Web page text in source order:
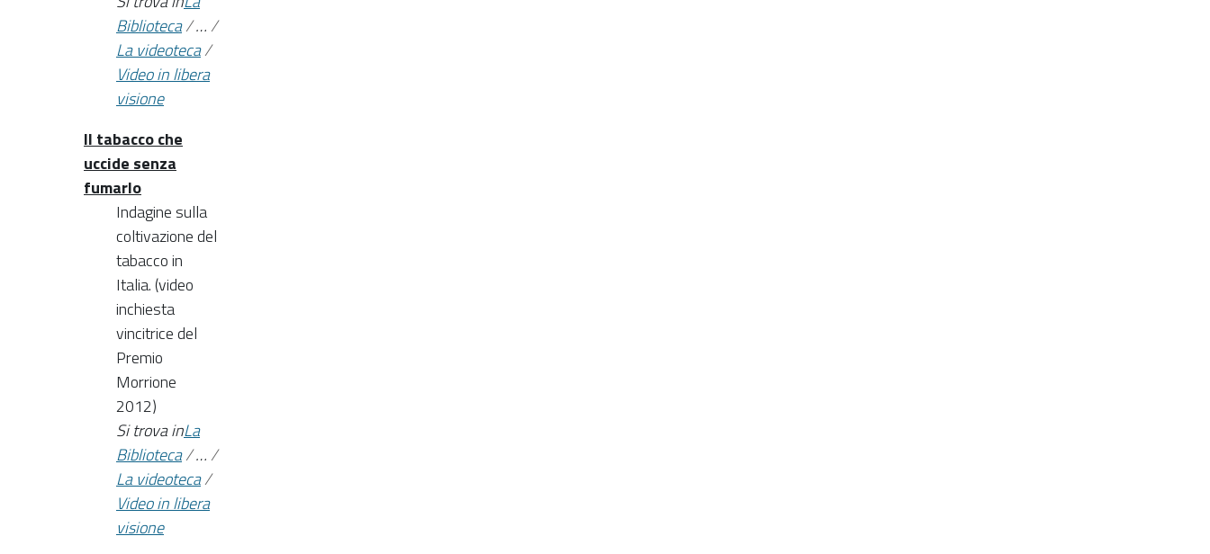
Biblioteca/… /
La videoteca/
Video in libera
visione
Il tabacco che
uccide senza
fumarlo
Indagine sulla
coltivazione del
tabacco in
Italia. (video
inchiesta
vincitrice del
Premio
Morrione
2012)
Si trova inLa
Biblioteca/… /
La videoteca/
Video in libera
visione